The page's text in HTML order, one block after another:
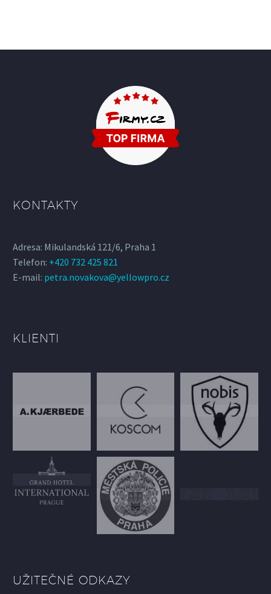
KONTAKTY
Adresa: Mikulandská 121/6, Praha 1
Telefon: +420 732 425 821
E-mail: petra.novakova@yellowpro.cz
KLIENTI
UŽITEČNÉ ODKAZY